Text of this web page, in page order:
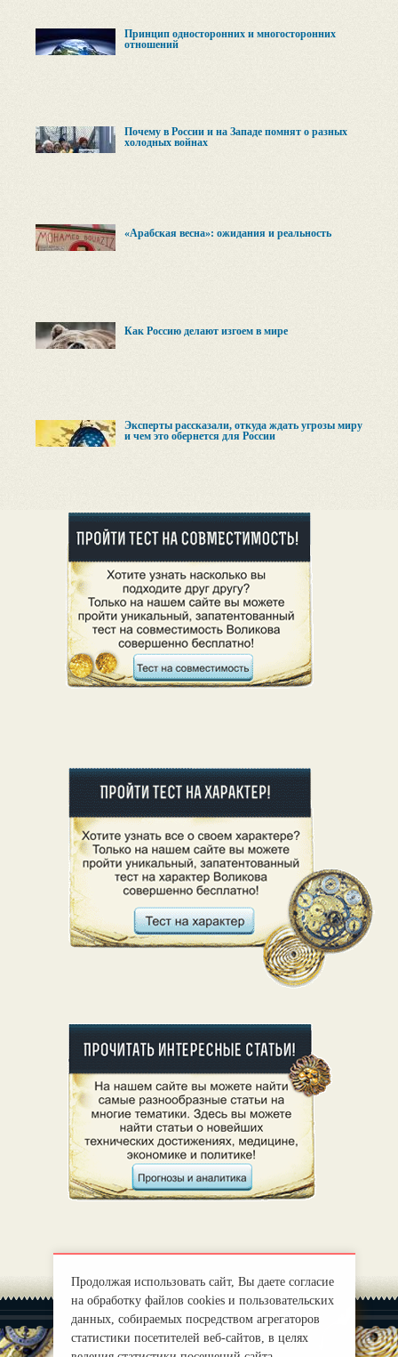
Принцип односторонних и многосторонних
отношений
Почему в России и на Западе помнят о разных
холодных войнах
«Арабская весна»: ожидания и реальность
Как Россию делают изгоем в мире
Эксперты рассказали, откуда ждать угрозы миру
и чем это обернется для России
Продолжая использовать сайт, Вы даете согласие
на обработку файлов cookies и пользовательских
данных, собираемых посредством агрегаторов
статистики посетителей веб-сайтов, в целях